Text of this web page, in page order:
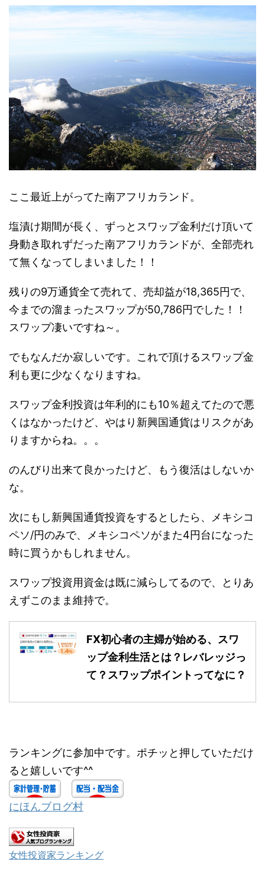
ここ最近上がってた南アフリカランド。
塩漬け期間が長く、ずっとスワップ金利だけ頂いて
身動き取れずだった南アフリカランドが、全部売れ
て無くなってしまいました！！
残りの9万通貨全て売れて、売却益が18,365円で、
今までの溜まったスワップが50,786円でした！！
スワップ凄いですね～。
でもなんだか寂しいです。これで頂けるスワップ金
利も更に少なくなりますね。
スワップ金利投資は年利的にも10％超えてたので悪
くはなかったけど、やはり新興国通貨はリスクがあ
りますからね。。。
のんびり出来て良かったけど、もう復活はしないか
な。
次にもし新興国通貨投資をするとしたら、メキシコ
ペソ/円のみで、メキシコペソがまた4円台になった
時に買うかもしれません。
スワップ投資用資金は既に減らしてるので、とりあ
えずこのまま維持で。
FX初心者の主婦が始める、スワ
ップ金利生活とは？レバレッジっ
て？スワップポイントってなに？
ランキングに参加中です。ポチッと押していただけ
ると嬉しいです^^
にほんブログ村
女性投資家ランキング